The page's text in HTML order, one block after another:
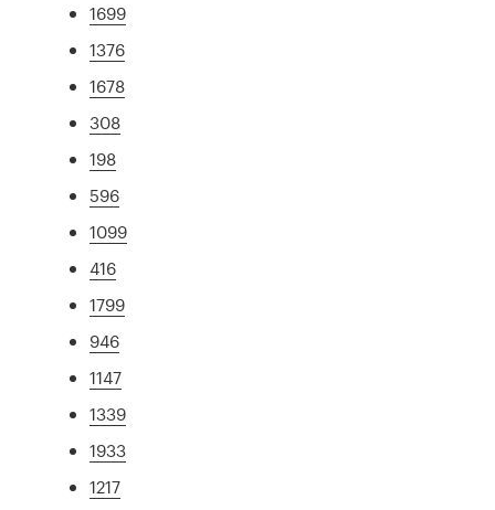
1699
1376
1678
308
198
596
1099
416
1799
946
1147
1339
1933
1217